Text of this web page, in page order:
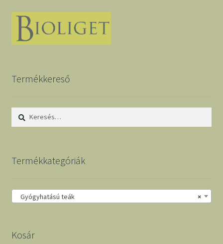
Termékkereső
Keresés:
Termékkategóriák
×
Gyógyhatású teák
Kosár